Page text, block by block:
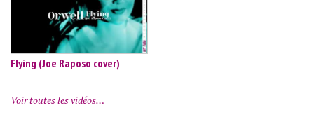
Flying (Joe Raposo cover)
Voir toutes les vidéos…